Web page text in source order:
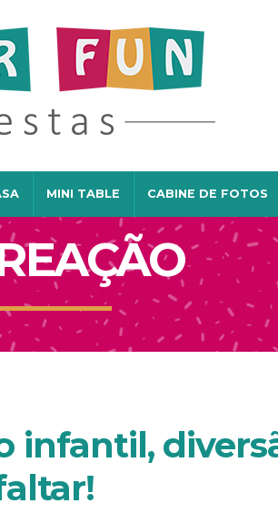
MINI TABLE CABINE DE FOTOS
infantil,